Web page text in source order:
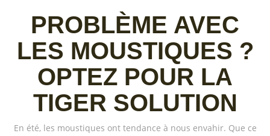
PROBLÈME AVEC
LES MOUSTIQUES ?
OPTEZ POUR LA
TIGER SOLUTION
En été, les moustiques ont tendance à nous envahir. Que ce